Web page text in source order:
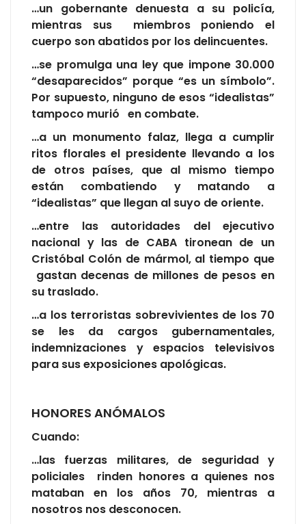
…un gobernante denuesta a su policía,
mientras sus miembros poniendo el
cuerpo son abatidos por los delincuentes.
…se promulga una ley que impone 30.000
“desaparecidos” porque “es un símbolo”.
Por supuesto, ninguno de esos “idealistas”
tampoco murió en combate.
…a un monumento falaz, llega a cumplir
ritos florales el presidente llevando a los
de otros países, que al mismo tiempo
están combatiendo y matando a
“idealistas” que llegan al suyo de oriente.
…entre las autoridades del ejecutivo
nacional y las de CABA tironean de un
Cristóbal Colón de mármol, al tiempo que
gastan decenas de millones de pesos en
su traslado.
…a los terroristas sobrevivientes de los 70
se les da cargos gubernamentales,
indemnizaciones y espacios televisivos
para sus exposiciones apológicas.
HONORES ANÓMALOS
Cuando:
…las fuerzas militares, de seguridad y
policiales rinden honores a quienes nos
mataban en los años 70, mientras a
nosotros nos desconocen.